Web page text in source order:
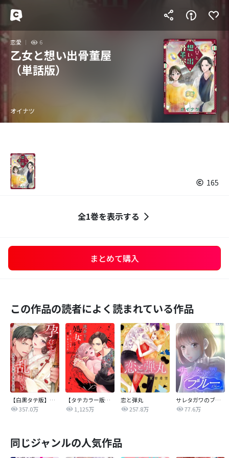
恋愛 6
乙女と想い出骨董屋
（単話版）
オイナツ
165
全1巻を表示する
まとめて購入
この作品の読者によく読まれている作品
【白黒タテ版】孕むまで乱れいけ～身代わり花嫁と軍服の猛愛
357.0万
【タテカラー版】漣蒼士に処女を捧ぐ～さあ、じっくり愛でましょうか
1,125万
恋と弾丸
257.8万
サレタガワのブルー【タテヨミ】
77.6万
同じジャンルの人気作品